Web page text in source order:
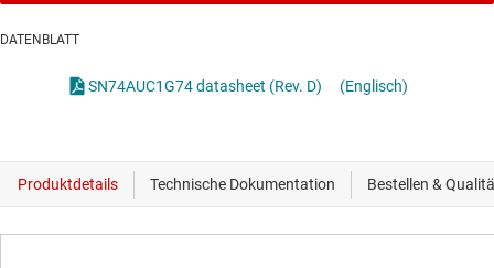
DATENBLATT
SN74AUC1G74 datasheet (Rev. D) (Englisch)